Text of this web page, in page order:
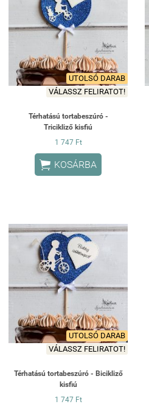
UTOLSÓ DARAB
VÁLASSZ FELIRATOT!
Térhatású tortabeszúró -
Tricikliző kisfiú
1 747 Ft
 KOSÁRBA
UTOLSÓ DARAB
VÁLASSZ FELIRATOT!
Térhatású tortabeszúró - Bicikliző
kisfiú
1 747 Ft